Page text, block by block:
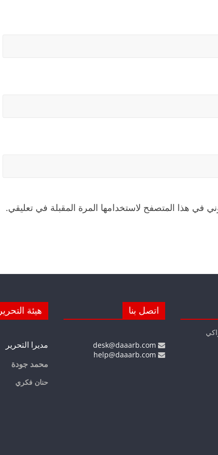
في هذا المتصفح لاستخدامها المرة المقبلة في تعليقي.
اتصل بنا هيئة التحرير
مديرا التحرير
محمد جودة
حنان فكري